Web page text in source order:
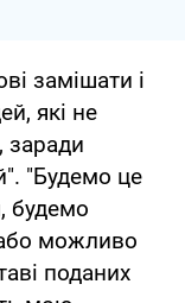
замішати і
які не
заради
"Будемо це
будемо
можливо
поданих